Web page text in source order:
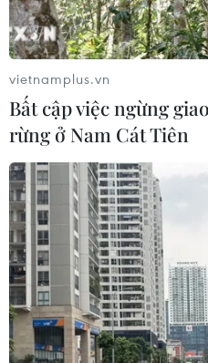
vietnamplus.vn
Bất cập việc ngừng
rừng ở Nam Cát Tiên